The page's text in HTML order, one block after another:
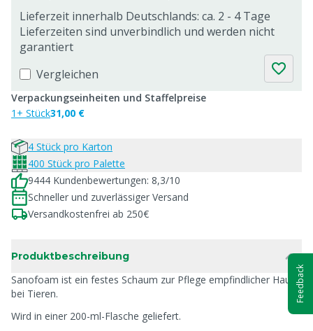
Lieferzeit innerhalb Deutschlands: ca. 2 - 4 Tage
Lieferzeiten sind unverbindlich und werden nicht
garantiert
Vergleichen
Verpackungseinheiten und Staffelpreise
1+ Stück31,00 €
4 Stück pro Karton
400 Stück pro Palette
9444 Kundenbewertungen: 8,3/10
Schneller und zuverlässiger Versand
Versandkostenfrei ab 250€
Produktbeschreibung
Sanofoam ist ein festes Schaum zur Pflege empfindlicher Haut
bei Tieren.
Wird in einer 200-ml-Flasche geliefert.
Feedback